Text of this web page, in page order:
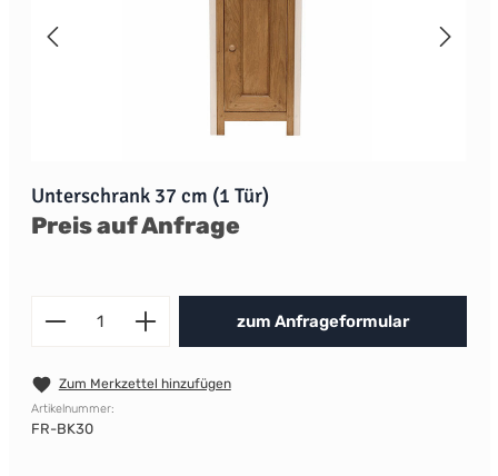
Unterschrank 37 cm (1 Tür)
Preis auf Anfrage
Produkt Anzahl: Gib den
zum Anfrageformular
Zum Merkzettel hinzufügen
Artikelnummer:
FR-BK30